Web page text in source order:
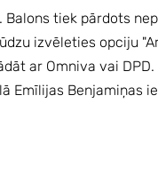
Balons tiek pārdots
izvēleties opciju
ar Omniva vai DPD.
Emīlijas Benjamiņas